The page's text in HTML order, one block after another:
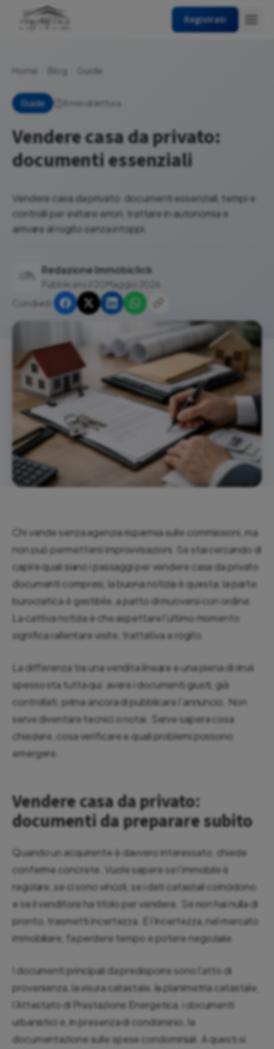
Registrati
Home Blog Guide
Guide 8 min di lettura
Vendere casa da privato:
documenti essenziali
Vendere casa da privato: documenti essenziali, tempi e
controlli per evitare errori, trattare in autonomia e
arrivare al rogito senza intoppi.
Redazione Immobiclick
Pubblicato il 20 Maggio 2026
Condividi:
Chi vende senza agenzia risparmia sulle commissioni, ma
non può permettersi improvvisazioni. Se stai cercando di
capire quali siano i passaggi per vendere casa da privato
documenti compresi, la buona notizia è questa: la parte
burocratica è gestibile, a patto di muoversi con ordine.
La cattiva notizia è che aspettare l’ultimo momento
significa rallentare visite, trattativa e rogito.
La differenza tra una vendita lineare e una piena di rinvii
spesso sta tutta qui: avere i documenti giusti, già
controllati, prima ancora di pubblicare l’annuncio. Non
serve diventare tecnici o notai. Serve sapere cosa
chiedere, cosa verificare e quali problemi possono
emergere.
Vendere casa da privato:
documenti da preparare subito
Quando un acquirente è davvero interessato, chiede
conferme concrete. Vuole sapere se l’immobile è
regolare, se ci sono vincoli, se i dati catastali coincidono
e se il venditore ha titolo per vendere. Se non hai nulla di
pronto, trasmetti incertezza. E l’incertezza, nel mercato
immobiliare, fa perdere tempo e potere negoziale.
I documenti principali da predisporre sono l’atto di
provenienza, la visura catastale, la planimetria catastale,
l’Attestato di Prestazione Energetica, i documenti
urbanistici e, in presenza di condominio, la
documentazione sulle spese condominiali. A questi si